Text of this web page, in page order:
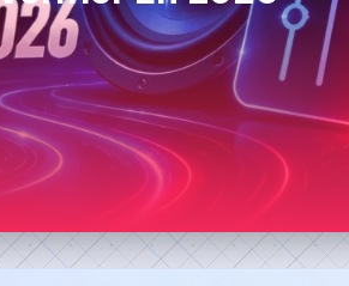
S'abonner maintenant